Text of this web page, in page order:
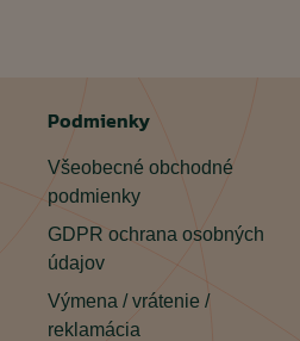
Podmienky
Všeobecné obchodné
podmienky
GDPR ochrana osobných
údajov
Výmena / vrátenie /
reklamácia